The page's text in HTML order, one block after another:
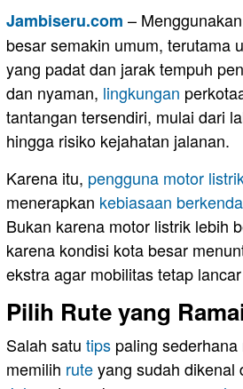
Jambiseru.com – Menggunakan
besar semakin umum, terutama
yang padat dan jarak tempuh
dan nyaman, lingkungan
tantangan tersendiri, mulai dari
hingga risiko kejahatan jalanan.
Karena itu, pengguna motor
menerapkan kebiasaan
Bukan karena motor listrik lebih
karena kondisi kota besar
ekstra agar mobilitas tetap
Pilih Rute yang
Salah satu tips paling
memilih ruteyang sudah dikenal